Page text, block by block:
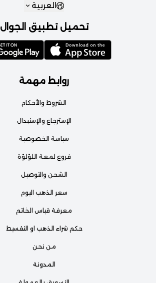
روابط مهمة
الشروط والأحكام
الإسترجاع والإستبدال
سياسة الخصوصية
فروع لمعة اللؤلؤة
الشحن والتوصيل
سعر الذهب اليوم
معرفة قياس الخاتم
حكم شراء الذهب او التقسيط
من نحن
المدونة
العربية
تحميل تطبيق الجوال